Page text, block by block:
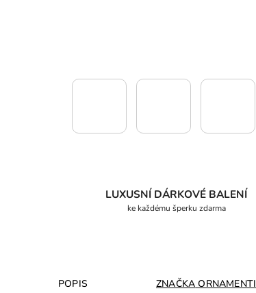
LUXUSNÍ DÁRKOVÉ BALENÍ
ke každému šperku zdarma
POPIS ZNAČKA ORNAMENTI